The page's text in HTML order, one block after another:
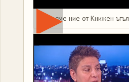
Това сме ние от Книжен ъгъл